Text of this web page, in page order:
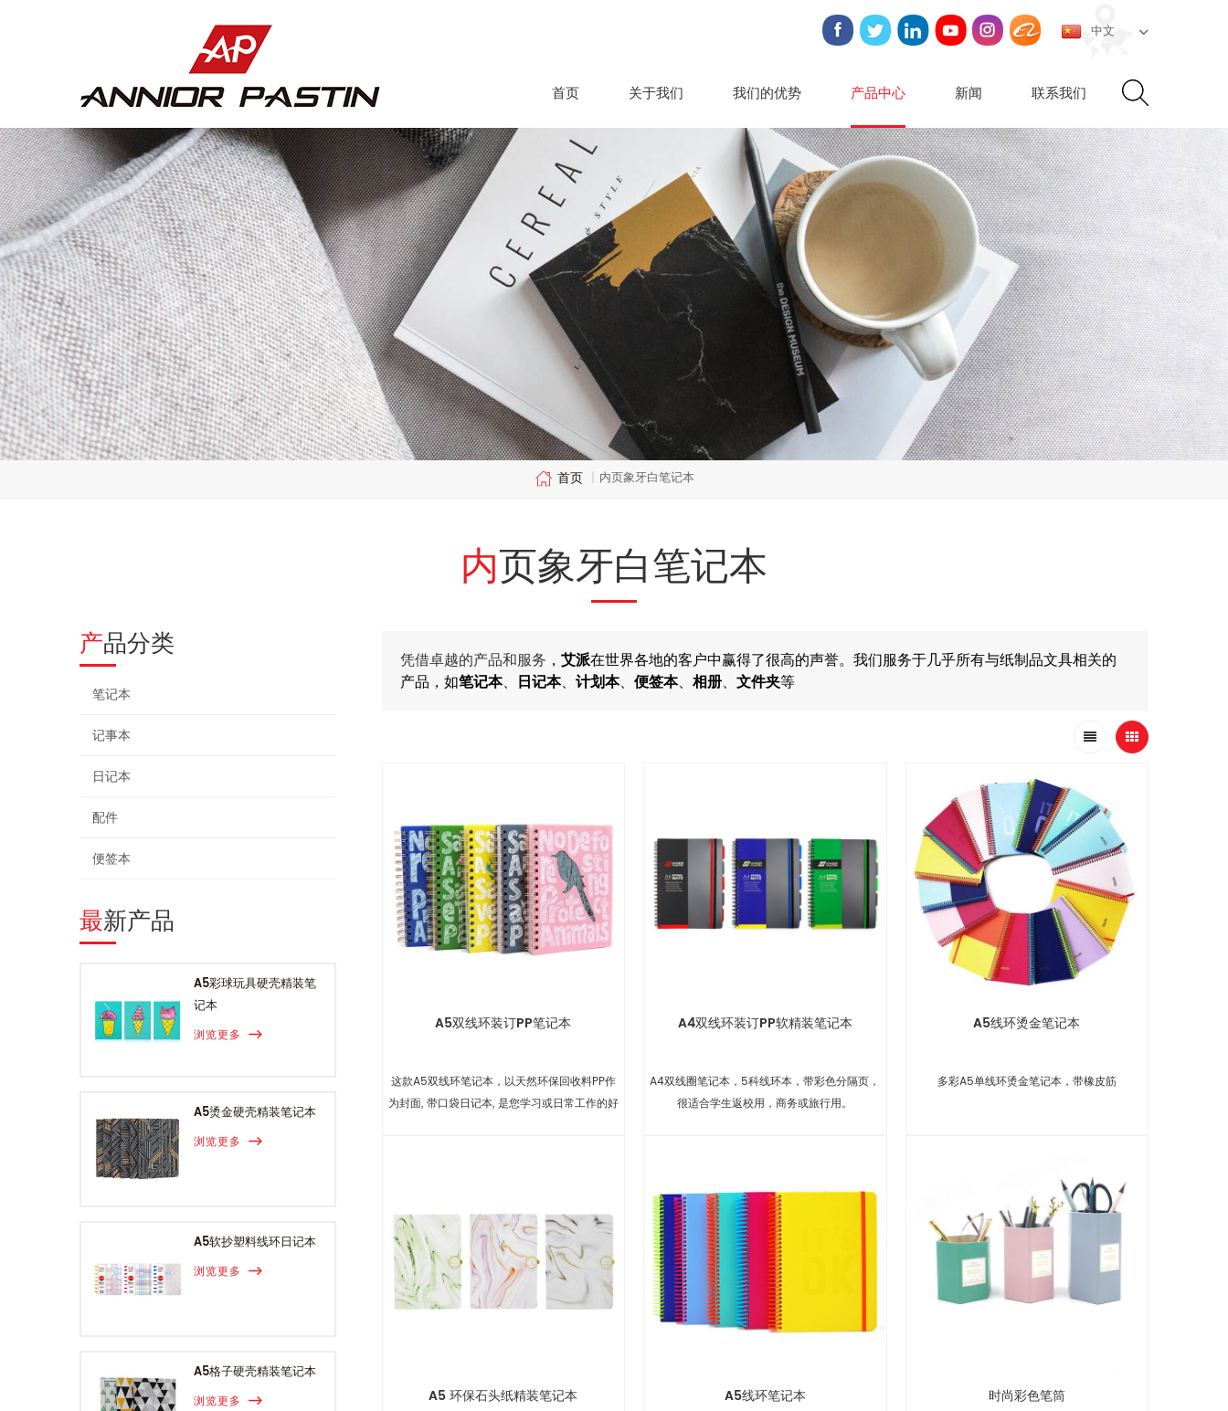
中文
首页 关于我们 我们的优势 产品中心 新闻 联系我们
首页 | 内页象牙白笔记本
内页象牙白笔记本
产品分类
笔记本
记事本
日记本
配件
便签本
最新产品
A5彩球玩具硬壳精装笔
记本
浏览更多
A5烫金硬壳精装笔记本
浏览更多
A5软抄塑料线环日记本
浏览更多
A5格子硬壳精装笔记本
浏览更多
凭借卓越的产品和服务 ， 艾派在世界各地的客户中赢得了很高的声誉。我们服务于几乎所有与纸制品文具相关的
产品，如笔记本、 日记本、 计划本、 便签本、 相册、 文件夹等
A5双线环装订PP笔记本
这款A5双线环笔记本，以天然环保回收料PP作
为封面, 带口袋日记本, 是您学习或日常工作的好
A4双线环装订PP软精装笔记本
A4双线圈笔记本，5科线环本，带彩色分隔页，
很适合学生返校用，商务或旅行用。
A5线环烫金笔记本
多彩A5单线环烫金笔记本，带橡皮筋
A5 环保石头纸精装笔记本 A5线环笔记本 时尚彩色笔筒